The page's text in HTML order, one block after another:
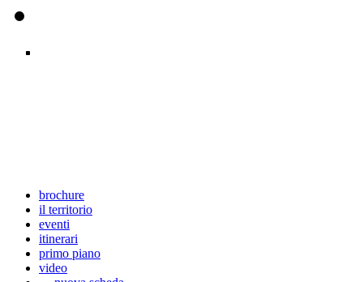
brochure
il territorio
eventi
itinerari
primo piano
video